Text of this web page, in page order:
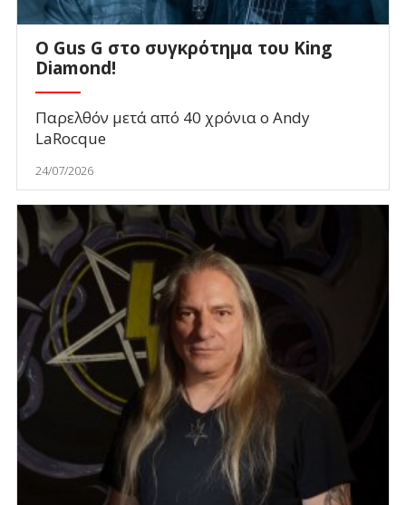
O Gus G στο συγκρότημα του King
Diamond!
Παρελθόν μετά από 40 χρόνια ο Andy
LaRocque
24/07/2026